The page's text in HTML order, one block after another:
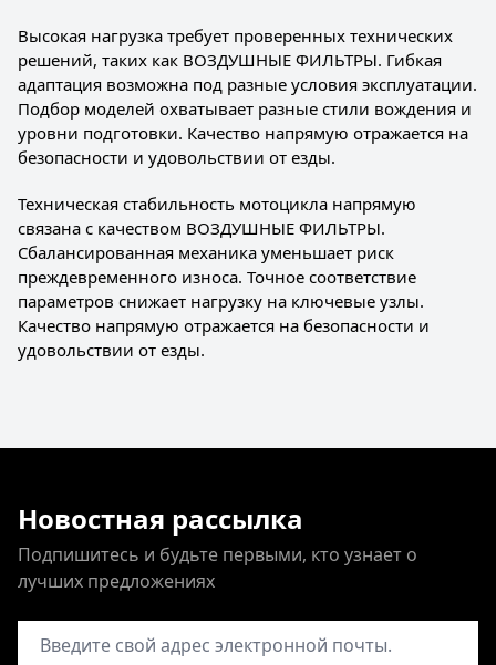
Высокая нагрузка требует проверенных технических
решений, таких как ВОЗДУШНЫЕ ФИЛЬТРЫ. Гибкая
адаптация возможна под разные условия эксплуатации.
Подбор моделей охватывает разные стили вождения и
уровни подготовки. Качество напрямую отражается на
безопасности и удовольствии от езды.
Техническая стабильность мотоцикла напрямую
связана с качеством ВОЗДУШНЫЕ ФИЛЬТРЫ.
Сбалансированная механика уменьшает риск
преждевременного износа. Точное соответствие
параметров снижает нагрузку на ключевые узлы.
Качество напрямую отражается на безопасности и
удовольствии от езды.
Новостная рассылка
Подпишитесь и будьте первыми, кто узнает о
лучших предложениях
Адрес электронной почты